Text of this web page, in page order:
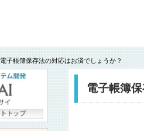
電子帳簿保存法の対応はお済でしょうか？
電子帳簿